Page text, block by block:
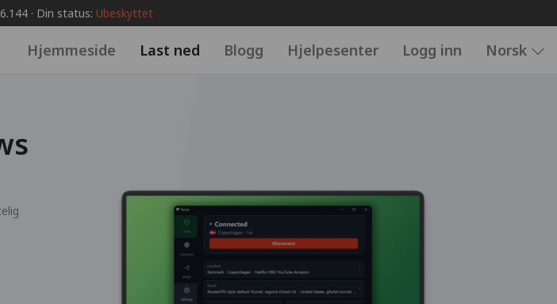
· Din status: Ubeskyttet
Hjemmeside Last ned Blogg Hjelpesenter Logg inn Norsk